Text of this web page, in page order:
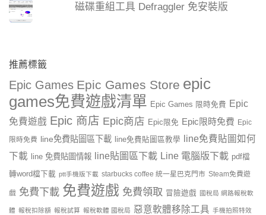
磁碟重組工具 Defraggler 免安裝版
推薦標籤
Epic Games Epic Games Store epic
games免費遊戲清單 Epic Games 限時免費 Epic
免費遊戲 Epic 商店 Epic商店 Epic限免 Epic限時免費 Epic
限時免費 line免費貼圖區下載 line免費貼圖區教學
line免費貼圖如何
下載 line 免費貼圖情報 line貼圖區下載 Line 電腦版下載 pdf檔
轉word檔下載 ptt手機版下載 starbucks coffee 統一星巴克門市 Steam免費遊
戲 免費下載 免費遊戲 免費領取 冒險遊戲 國稅局 網路報稅軟
體 報稅扣除額 報稅試算 報稅軟體 國稅局 惡意軟體移除工具 手機拍照特效